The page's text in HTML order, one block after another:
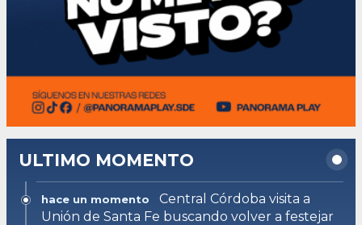
ULTIMO MOMENTO
hace un momento
Central Córdoba visita a
Unión de Santa Fe buscando volver a festejar